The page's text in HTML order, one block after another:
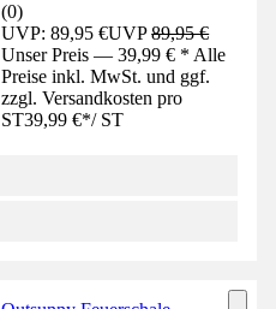
(0)
UVP: 89,95 €UVP89,95 €
Unser Preis — 39,99 € * Alle
Preise inkl. MwSt. und ggf.
zzgl. Versandkosten pro
ST39,99 €*/ ST